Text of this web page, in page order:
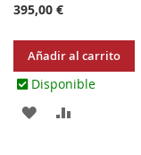
395,00 €
Añadir al carrito
Disponible
AGREGAR